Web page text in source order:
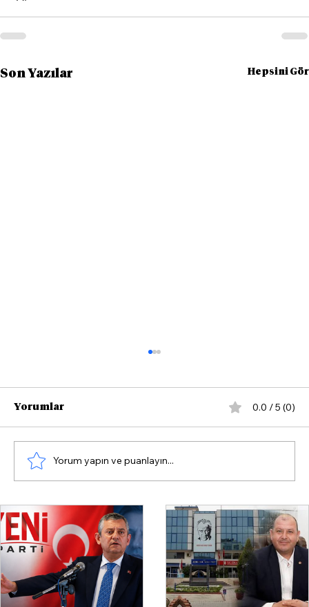
Son Yazılar Hepsini Gör
Menderes Belediyesi'ne Operasyon:
Başkan İlkay Çiçek Dahil 16 Gözaltı
Kararı
Yorumlar 0.0 / 5 (0)
Yorum yapın ve puanlayın...